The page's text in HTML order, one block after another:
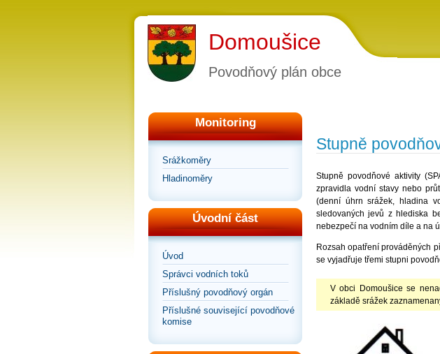
Domoušice
Povodňový plán obce
Monitoring
Srážkoměry
Hladinoměry
Úvodní část
Úvod
Správci vodních toků
Příslušný povodňový orgán
Příslušné související povodňové
komise
Stupně
Stupně povodňové aktivity
zpravidla vodní stavy nebo
(denní úhrn srážek, hladina
sledovaných jevů z hlediska
nebezpečí na vodním díle a na
Rozsah opatření prováděných
se vyjadřuje třemi stupni
V obci Domoušice se
základě srážek